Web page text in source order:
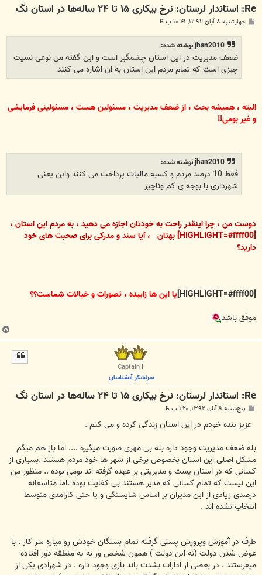
Re: استاندار لرستان: نرخ بیکاری ۱۵ تا ۲۴ ساله‌ها در استان نگ
پ چهارشنبه ۸ آبان ۱۳۹۲, ۱۰:۴۱ ب.ظ
jhan2010 نوشته شده:
ضعف مدیریت در این استان چشمگیر است و این گفته من نوعی نسیت
چیزی است که تمام مردم این استان به ان اشاره می کنند
البته ، همیشه بحث ، از ضعف مدیریت ، مسئولین هست ، مسئولینی فرمایشی
و غیر بومی!!
jhan2010 نوشته شده:
فقط 10 درصد مردم و کسبه مالیات پرداخت می کنند واین یعنی
شهرداری با بوجه ی کم وناچیز
دوست من ، چرا اینقدر راحت به خودتان اجازه می دهید ، به مردم این استان ،
[HIGHLIGHT=#ffff00] بهتان ، آیا سند و مدرکی برای صحبت های خود
دارید؟
یا این ها زاییده ، تصورات و خیالات شماست؟؟
موفق باشد
ب
ا
Captain II
سرلشکر آبشناسان
Re: استاندار لرستان: نرخ بیکاری ۱۵ تا ۲۴ ساله‌ها در استان نگ
پ
ت
پنج‌شنبه ۹ آبان ۱۳۹۲, ۱:۲۰ ب.ظ
عزیز بنده خودم در این استان زندگی کرده و می کنم .
بله ضعف مدیریت وجود داره بله بی مهری صورت میگیره .... اما باز هم میگم
مشکل اصلی این استان بخصوص برخی از شهر ها خود مردم هستند .بسیاری از
کسانی که در استان پست و مدیریتی بر عهده گرفته اند بومی بوده .. منظور من
این نیست که تمام کسانی که مدیر هستند بی کفایت بوده .اما متاسفانه
درصدی زیادی از این مدیران بر اساس شایستگی و یا حتی کارامدی متوسط
انتخاب نشده اند .
طرف در آموزش وپرورش پستی گرفته تمام بستگان خودش رو میاره سر کار . با
عوض شدن دولت (نه این دولت ) همون شخص ور به یه منطقه دور افتاده
میفرستند . در بعضی از ادارات بشدت باند بازی وجود داره . در شهرادی یکی از